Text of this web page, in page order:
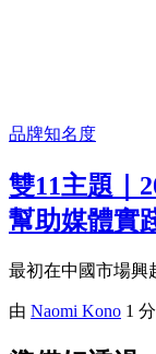
品牌知名度
雙11主題｜
幫助媒體實
最初在中國市場興
由 Naomi Kono 1